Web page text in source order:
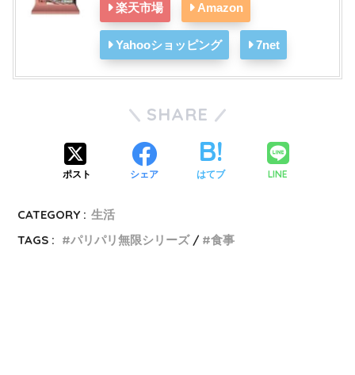
楽天市場 Amazon
Yahooショッピング 7net
SHARE
ポスト シェア はてブ LINE
CATEGORY : 生活
TAGS :
パリパリ無限シリーズ 食事